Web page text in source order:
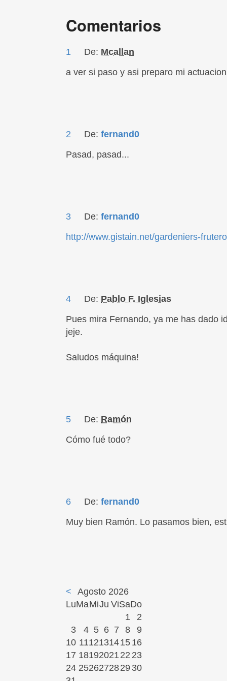
Comentarios
1 De: Mcallan
a ver si paso y asi preparo mi
2 De: fernand0
Pasad, pasad...
3 De: fernand0
http://www.gistain.net/gardeniers-
4 De: Pablo F. Iglesias
Pues mira Fernando, ya me has dado
jeje.
Saludos máquina!
5 De: Ramón
Cómo fué todo?
6 De: fernand0
Muy bien Ramón. Lo pasamos bien,
<
Agosto 2026
LuMaMiJu ViSaDo
1
2
3
4 5 6 7 8
9
10 1112131415 16
17 18192021 22 23
24 2526272829 30